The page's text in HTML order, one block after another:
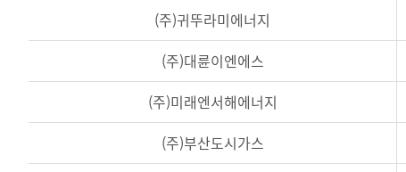
(주)귀뚜라미에너지
(주)대륜이엔에스
(주)미래엔서해에너지
(주)부산도시가스